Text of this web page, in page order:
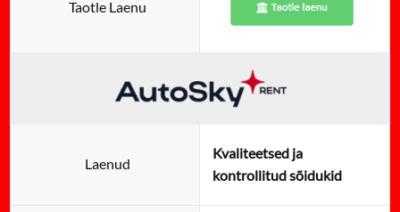
Taotle Laenu
Laenud
Kvaliteetsed ja
kontrollitud sõidukid